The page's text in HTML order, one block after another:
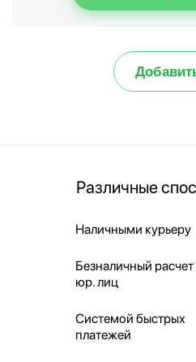
Различные
Наличными курьеру
Безналичный расчет
юр. лиц
Системой быстрых
платежей